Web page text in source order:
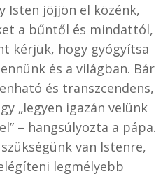
Isten jöjjön el közénk,
a bűntől és mindattól,
kérjük, hogy gyógyítsa
és a világban. Bár
és transzcendens,
„legyen igazán velünk
– hangsúlyozta a pápa.
van Istenre,
legmélyebb